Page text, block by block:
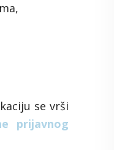
se vrši
prijavnog